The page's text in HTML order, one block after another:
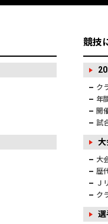
競技
ク
年
開
試
大
大
歴
Ｊ
ク
選